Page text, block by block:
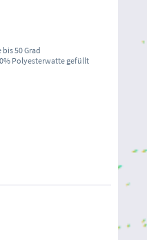
50 Grad
Polyesterwatte gefüllt